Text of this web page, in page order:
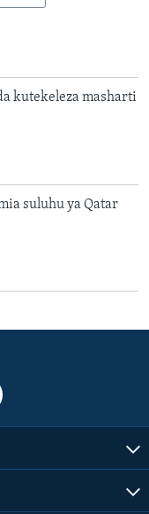
kutekeleza masharti
suluhu ya Qatar